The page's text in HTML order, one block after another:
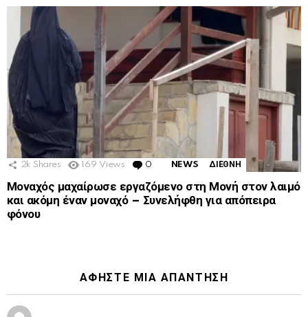
2k Shares 169 Views 0 Comments
NEWS ΔΙΕΘΝΗ
Μοναχός μαχαίρωσε εργαζόμενο στη Μονή στον λαιμό
και ακόμη έναν μοναχό – Συνελήφθη για απόπειρα
φόνου
ΑΦΉΣΤΕ ΜΙΑ ΑΠΆΝΤΗΣΗ